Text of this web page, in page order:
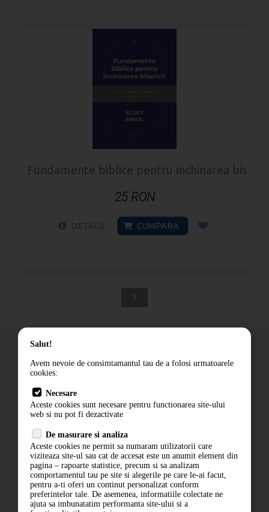
Fundamente biblice pentru inchinarea
25 RON
DETALII CUMPARA
Cum comand
Livrare
Contact
Politica de confidentialitate
ANPC
Salut!
Avem nevoie de consimtamantul tau de a folosi urmatoarele
cookies:
Necesare
Aceste cookies sunt necesare pentru functionarea site-ului
web si nu pot fi dezactivate
De masurare si analiza
Aceste cookies ne permit sa numaram utilizatorii care
viziteaza site-ul sau cat de accesat este un anumit element din
pagina – rapoarte statistice, precum si sa analizam
comportamentul tau pe site si alegerile pe care le-ai facut,
pentru a-ti oferi un continut personalizat conform
preferintelor tale. De asemenea, informatiile colectate ne
ajuta sa imbunatatim performanta site-ului si a